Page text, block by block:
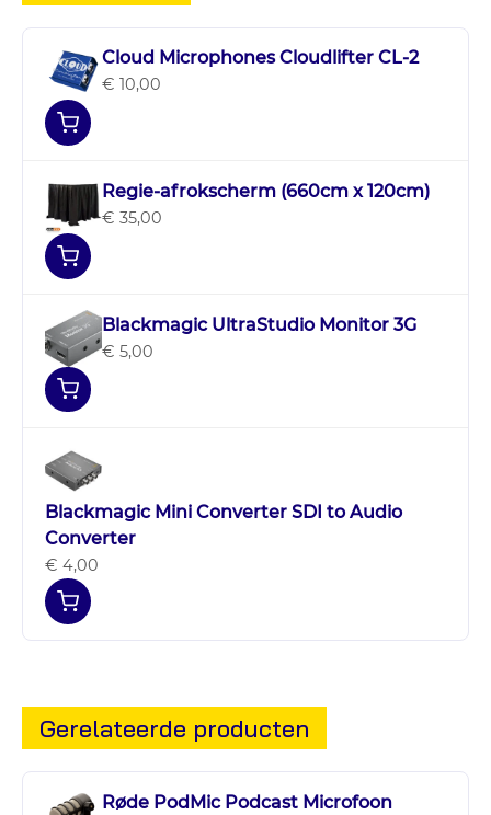
Cloud Microphones Cloudlifter CL-2
€ 10,00
Regie-afrokscherm (660cm x 120cm)
€ 35,00
Blackmagic UltraStudio Monitor 3G
€ 5,00
Blackmagic Mini Converter SDI to Audio
Converter
€ 4,00
Gerelateerde producten
Røde PodMic Podcast Microfoon